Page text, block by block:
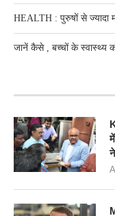
HEALTH : पुरुषों से ज्यादा
जानें कैसे , बच्चों के स्वास्थ्य